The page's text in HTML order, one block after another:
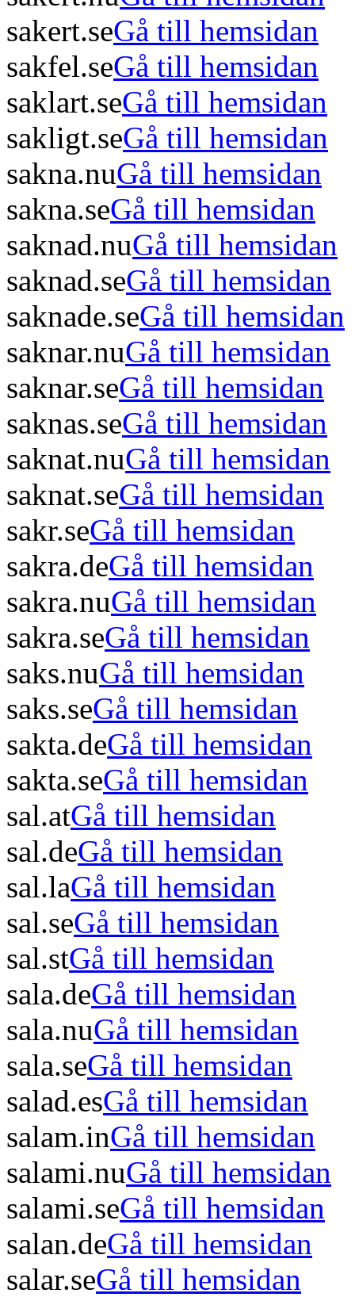
sakert.seGå till hemsidan
sakfel.seGå till hemsidan
saklart.seGå till hemsidan
sakligt.seGå till hemsidan
sakna.nuGå till hemsidan
sakna.seGå till hemsidan
saknad.nuGå till hemsidan
saknad.seGå till hemsidan
saknade.seGå till hemsidan
saknar.nuGå till hemsidan
saknar.seGå till hemsidan
saknas.seGå till hemsidan
saknat.nuGå till hemsidan
saknat.seGå till hemsidan
sakr.seGå till hemsidan
sakra.deGå till hemsidan
sakra.nuGå till hemsidan
sakra.seGå till hemsidan
saks.nuGå till hemsidan
saks.seGå till hemsidan
sakta.deGå till hemsidan
sakta.seGå till hemsidan
sal.atGå till hemsidan
sal.deGå till hemsidan
sal.laGå till hemsidan
sal.seGå till hemsidan
sal.stGå till hemsidan
sala.deGå till hemsidan
sala.nuGå till hemsidan
sala.seGå till hemsidan
salad.esGå till hemsidan
salam.inGå till hemsidan
salami.nuGå till hemsidan
salami.seGå till hemsidan
salan.deGå till hemsidan
salar.seGå till hemsidan